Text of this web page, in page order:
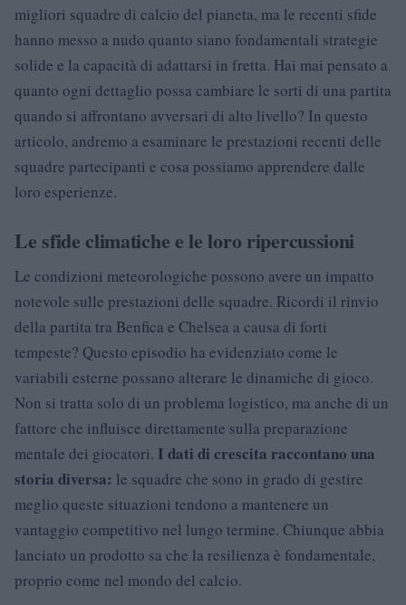
migliori squadre di calcio del pianeta, ma le recenti sfide
hanno messo a nudo quanto siano fondamentali strategie
solide e la capacità di adattarsi in fretta. Hai mai pensato a
quanto ogni dettaglio possa cambiare le sorti di una partita
quando si affrontano avversari di alto livello? In questo
articolo, andremo a esaminare le prestazioni recenti delle
squadre partecipanti e cosa possiamo apprendere dalle
loro esperienze.
Le sfide climatiche e le loro ripercussioni
Le condizioni meteorologiche possono avere un impatto
notevole sulle prestazioni delle squadre. Ricordi il rinvio
della partita tra Benfica e Chelsea a causa di forti
tempeste? Questo episodio ha evidenziato come le
variabili esterne possano alterare le dinamiche di gioco.
Non si tratta solo di un problema logistico, ma anche di un
fattore che influisce direttamente sulla preparazione
mentale dei giocatori. I dati di crescita raccontano una
storia diversa: le squadre che sono in grado di gestire
meglio queste situazioni tendono a mantenere un
vantaggio competitivo nel lungo termine. Chiunque abbia
lanciato un prodotto sa che la resilienza è fondamentale,
proprio come nel mondo del calcio.